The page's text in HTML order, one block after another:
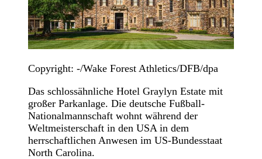
Copyright: -/Wake Forest Athletics/DFB/dpa
Das schlossähnliche Hotel Graylyn Estate mit
großer Parkanlage. Die deutsche Fußball-
Nationalmannschaft wohnt während der
Weltmeisterschaft in den USA in dem
herrschaftlichen Anwesen im US-Bundesstaat
North Carolina.